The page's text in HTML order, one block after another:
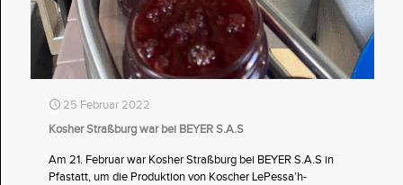
25 Februar 2022
Kosher Straßburg war bei BEYER S.A.S
Am 21. Februar war Kosher Straßburg bei BEYER S.A.S in
Pfastatt, um die Produktion von Koscher LePessa’h-